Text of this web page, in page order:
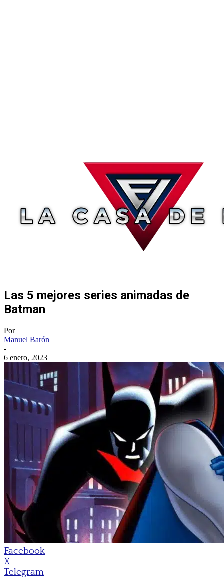
Las 5 mejores series animadas de
Batman
Por
Manuel Barón
-
6 enero, 2023
Facebook
X
Telegram